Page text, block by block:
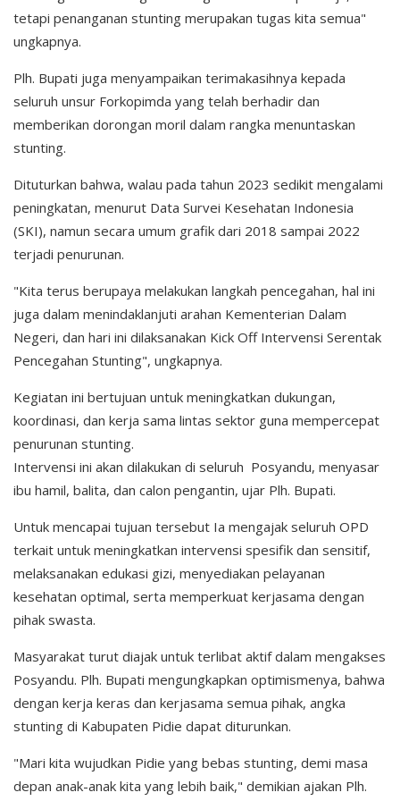
tetapi penanganan stunting merupakan tugas kita semua"
ungkapnya.
Plh. Bupati juga menyampaikan terimakasihnya kepada
seluruh unsur Forkopimda yang telah berhadir dan
memberikan dorongan moril dalam rangka menuntaskan
stunting.
Dituturkan bahwa, walau pada tahun 2023 sedikit mengalami
peningkatan, menurut Data Survei Kesehatan Indonesia
(SKI), namun secara umum grafik dari 2018 sampai 2022
terjadi penurunan.
"Kita terus berupaya melakukan langkah pencegahan, hal ini
juga dalam menindaklanjuti arahan Kementerian Dalam
Negeri, dan hari ini dilaksanakan Kick Off Intervensi Serentak
Pencegahan Stunting", ungkapnya.
Kegiatan ini bertujuan untuk meningkatkan dukungan,
koordinasi, dan kerja sama lintas sektor guna mempercepat
penurunan stunting.
Intervensi ini akan dilakukan di seluruh Posyandu, menyasar
ibu hamil, balita, dan calon pengantin, ujar Plh. Bupati.
Untuk mencapai tujuan tersebut Ia mengajak seluruh OPD
terkait untuk meningkatkan intervensi spesifik dan sensitif,
melaksanakan edukasi gizi, menyediakan pelayanan
kesehatan optimal, serta memperkuat kerjasama dengan
pihak swasta.
Masyarakat turut diajak untuk terlibat aktif dalam mengakses
Posyandu. Plh. Bupati mengungkapkan optimismenya, bahwa
dengan kerja keras dan kerjasama semua pihak, angka
stunting di Kabupaten Pidie dapat diturunkan.
"Mari kita wujudkan Pidie yang bebas stunting, demi masa
depan anak-anak kita yang lebih baik," demikian ajakan Plh.